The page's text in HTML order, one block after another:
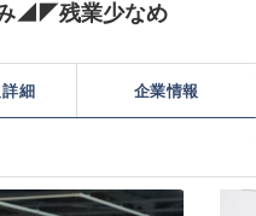
◢◤残業少なめ
細 企業情報